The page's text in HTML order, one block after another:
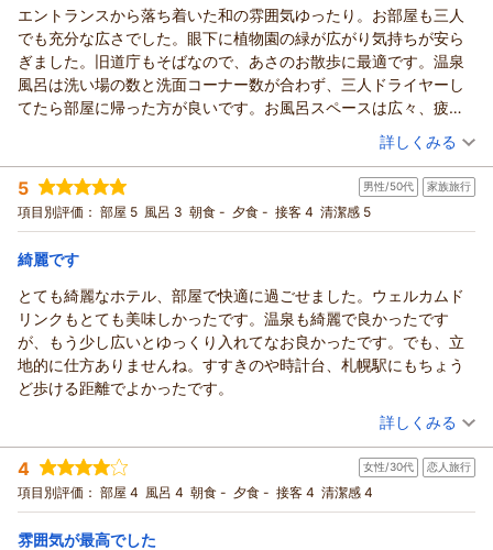
またお越しいただける日を、従業員一同心よりお待ち申し上げ
ております。
ONSEN RYOKAN 由縁 札幌 宿泊マネージャー
（返信日：2026/07/18）
くり温まれました。使ってはいないのですが、サウナもありま
す。大浴場の出入口にはアイスもあり、温まった後に頂くのが至
福の時でした。提供は夜だけで、朝の時間には無い様です。館内
の説明などもQRコードで読むとお風呂の混雑なども載っていて便
利かもしれません。
下さるのできちんと伝えるのが良いと思います。北海道で食べる
ご飯最高でした。2日間頂きましたが、ご飯や炉端焼きなどメニュ
ーを初日とは変更して下さるので飽きずに食を楽しめました。飲
み物はフリードリンクなのでお好きな飲み物が飲めます。
アプリを見ながら結構時間がかかってしまったが、帰る時には普
通に近いやん笑と思ってしまうほどの距離でした。隣にはコンビ
ニもありますし、色々な名所も近いので観光も楽しめました。ま
た、来たいお宿です。
ONSEN RYOKAN 由縁 札幌からの返信
みかちん様
この度は、初めての北海道旅行という大切な機会に、ONSEN
RYOKAN 由縁 札幌をお選びいただき、誠にありがとうござい
ます。また、館内の設えや客室、従業員の接遇、大浴場、ご朝
食に至るまで、多岐に渡る温かいお言葉をお寄せいただき、大
変嬉しく光栄に存じます。
一方で、客室入口の狭さにより、靴の出し入れやお二人でのご
移動にご不便をおかけしましたこと、大浴場の水風呂につきま
しても、案内が分かりづらく、ご不便をおかけしましたこと、
心よりお詫び申し上げます。
ところではございますが、限られた空間の中でも快適にお過ご
しいただけるよう工夫してまいります。あわせて、大浴場内の
表示についても見直し、より分かりやすいご案内に努めてまい
ります。
今後も、北海道でのご滞在を心からお楽しみいただけるよう、
より丁寧な接遇と快適な環境づくりに努めてまいります。また
覚をお楽しみいただけましたら幸いでございます。
改めまして、この度は心温まるご感想と「また来たい」とのお
言葉をお寄せいただき、誠にありがとうございます。再びお迎
えできます日を、従業員一同心よりお待ち申し上げておりま
エントランスから落ち着いた和の雰囲気ゆったり。お部屋も三人
でも充分な広さでした。眼下に植物園の緑が広がり気持ちが安ら
ぎました。旧道庁もそばなので、あさのお散歩に最適です。温泉
風呂は洗い場の数と洗面コーナー数が合わず、三人ドライヤーし
てたら部屋に帰った方が良いです。お風呂スペースは広々、疲れ
も取れました。和朝食は北海道色多々、品数も沢山、バイキング
と違いゆっくり頂けました。ドリンクはセルフで取りに行く形
で、コーンポタージュがとても美味しかったと息子が言ってまし
た。荷物が多いとやはりタクシー利用が良いとおもいますが、配
車依頼して駅まで千円かかりません、大通り地下道にはグランド
は2軒とも近いし、利用が楽でしたよ。予約しておかないと混み混
みですから気をつけて。宿も夕食付きプランがあるので気になる
ところです。連泊の利用も多いように見受けました。おすすめで
す。
（投稿日：2026/07/14）
宿泊時期： 2026年07月宿泊 (家族旅行)
投稿者： ナナコさん
宿泊プラン： じゃらん限定【スタンダード】由縁札幌朝食付プラン/北海道旬
食材をまるごとこだわり【和御膳】◇朝食付き
トリプル 朝のみ
宿泊価格帯：
ONSEN RYOKAN 由縁 札幌からの返信
ナナコ様
この度は、札幌でのご滞在にONSEN RYOKAN 由縁 札幌をお選
びいただき、誠にありがとうございます。
また、館内の落ち着いた和の雰囲気や客室からの眺望、大浴
場、ご朝食に至るまで、多くの温かいお言葉をお寄せいただ
き、大変嬉しく光栄に存じます。
一方で、大浴場の洗面所につきましては、混雑によりご不便を
おかけしましたこと、心よりお詫び申し上げます。設備面です
ぐに改善することは難しい状況ではございますが、混雑状況の
周知やご案内方法を見直し、少しでも快適にご利用いただける
詳しくみる
5 男性/50代 家族旅行
項目別評価： 部屋 5 風呂 3 朝食 - 夕食 - 接客 4 清潔感 5
綺麗です
とても綺麗なホテル、部屋で快適に過ごせました。ウェルカムド
リンクもとても美味しかったです。温泉も綺麗で良かったです
が、もう少し広いとゆっくり入れてなお良かったです。でも、立
地的に仕方ありませんね。すすきのや時計台、札幌駅にもちょう
ど歩ける距離でよかったです。
（投稿日：2026/07/13）
宿泊時期： 2026年06月宿泊 (家族旅行)
投稿者： てんそらさん
宿泊プラン： 【じゃらんスペシャルウィーク】じゃらん限定◆事前カード決
済だからお得！◆素泊まり
トリプル 食事なし
宿泊価格帯： 14,001～15,000円(大人一人あたり/税込)
詳しくみる
4 女性/30代 恋人旅行
項目別評価： 部屋 4 風呂 4 朝食 - 夕食 - 接客 4 清潔感 4
雰囲気が最高でした